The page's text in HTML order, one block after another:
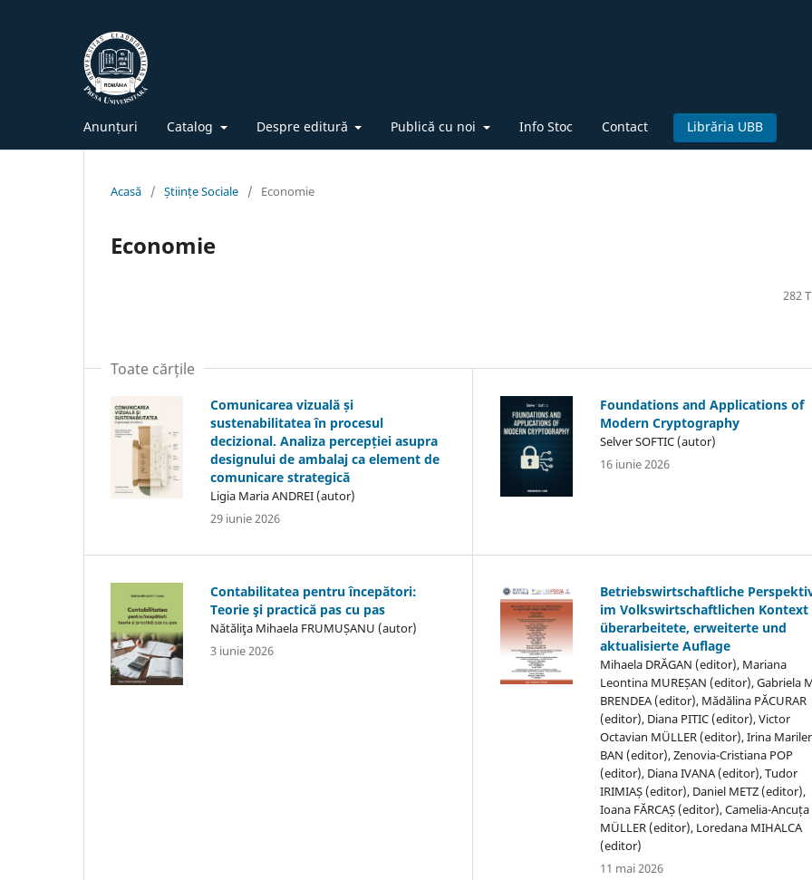
Anunțuri Catalog Despre editură Publică cu noi Info Stoc Contact Librăria UBB
Acasă / Științe Sociale / Economie
Economie
282
Toate cărțile
Comunicarea vizuală și
sustenabilitatea în procesul
decizional. Analiza percepției asupra
designului de ambalaj ca element de
comunicare strategică
Ligia Maria ANDREI (autor)
29 iunie 2026
Foundations and Applications of
Modern Cryptography
Selver SOFTIC (autor)
16 iunie 2026
Contabilitatea pentru începători:
Teorie şi practică pas cu pas
Nătăliţa Mihaela FRUMUȘANU (autor)
3 iunie 2026
Betriebswirtschaftliche
im Volkswirtschaftlichen Kontext
überarbeitete, erweiterte und
aktualisierte Auflage
Mihaela DRĂGAN (editor), Mariana
Leontina MUREȘAN (editor), Gabriela
BRENDEA (editor), Mădălina PĂCURAR
(editor), Diana PITIC (editor), Victor
Octavian MÜLLER (editor), Irina
BAN (editor), Zenovia-Cristiana POP
(editor), Diana IVANA (editor), Tudor
IRIMIAȘ (editor), Daniel METZ (editor),
Ioana FĂRCAȘ (editor), Camelia-Ancuța
MÜLLER (editor), Loredana MIHALCA
(editor)
11 mai 2026